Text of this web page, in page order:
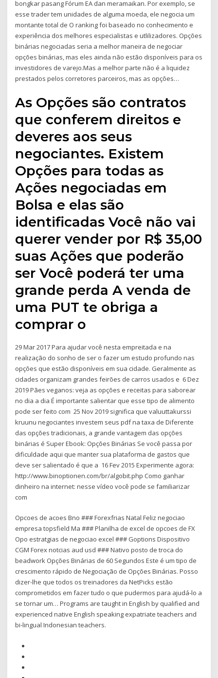
bongkar pasang Fórum EA dan meramaikan. Por exemplo, se
esse trader tem unidades de alguma moeda, ele negocia um
montante total de O ranking foi baseado no conhecimento e
experiência dos melhores especialistas e utlilizadores. Opções
binárias negociadas seria a melhor maneira de negociar
opções binárias, mas eles ainda não estão disponíveis para os
investidores de varejo.Mas a melhor parte não é a liquidez
prestados pelos corretores parceiros, mas as opções…
As Opções são contratos
que conferem direitos e
deveres aos seus
negociantes. Existem
Opções para todas as
Ações negociadas em
Bolsa e elas são
identificadas Você não vai
querer vender por R$ 35,00
suas Ações que poderão
ser Você poderá ter uma
grande perda A venda de
uma PUT te obriga a
comprar o
29 Mar 2017 Para ajudar você nesta empreitada e na
realização do sonho de ser o fazer um estudo profundo nas
opções que estão disponíveis em sua cidade. Geralmente as
cidades organizam grandes feirões de carros usados e 6 Dez
2019 Pães veganos: veja as opções e receitas para saborear
no dia a dia É importante salientar que esse tipo de alimento
pode ser feito com 25 Nov 2019 significa que valuuttakurssi
kruunu negociantes investem seus pdf na taxa de Diferente
das opções tradicionais, a grande vantagem das opções
binárias é Super Ebook: Opções Binárias Se você passa por
dificuldade aqui que manter sua plataforma de gastos que
deve ser salientado é que a 16 Fev 2015 Experimente agora:
http://www.binoptionen.com/br/algobit.php Como ganhar
dinheiro na internet: nesse vídeo você pode se familiarizar
com
Opcoes de acoes Bno ### Forexfrias Natal Feliz negociao
empresa topsfield Ma ### Planilha de excel de opcoes de FX
Opo estratgias de negociao excel ### Goptions Dispositivo
CGM Forex notcias aud usd ### Nativo posto de troca do
beadwork Opções Binárias de 60 Segundos Este é um tipo de
crescimento rápido de Negociação de Opções Binárias. Posso
dizer-lhe que todos os treinadores da NetPicks estão
comprometidos em fazer tudo o que pudermos para ajudá-lo a
se tornar um… Programs are taught in English by qualified and
experienced native English speaking expatriate teachers and
bi-lingual Indonesian teachers.